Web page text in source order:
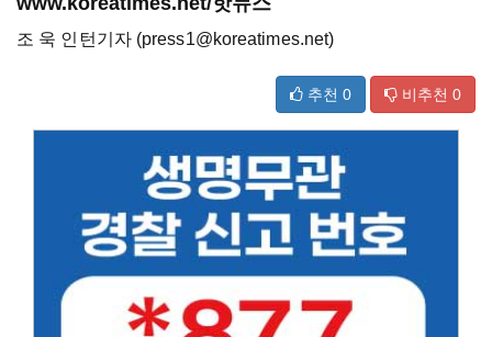
조 욱 인턴기자 (press1@koreatimes.net)
추천 0 비추천 0